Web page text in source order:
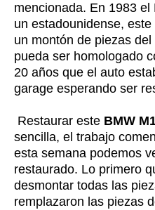
mencionada. En 1983
un estadounidense,
un montón de piezas
pueda ser homologado
20 años que el auto
garage esperando ser
Restaurar este BMW
sencilla, el trabajo
esta semana podemos
restaurado. Lo primero
desmontar todas las
remplazaron las piezas